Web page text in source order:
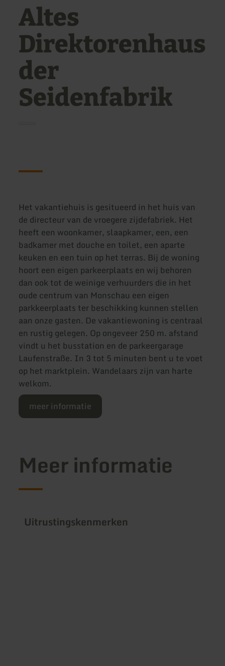
Altes
Direktorenhaus
der
Seidenfabrik
Het vakantiehuis is gesitueerd in het huis van
de directeur van de vroegere zijdefabriek. Het
heeft een woonkamer, slaapkamer, een, een
badkamer met douche en toilet, een aparte
keuken en een tuin op het terras. Bij de woning
hoort een eigen parkeerplaats en wij behoren
dan ook tot de weinige verhuurders die in het
oude centrum van Monschau een eigen
parkkeerplaats ter beschikking kunnen stellen
aan onze gasten. De vakantiewoning is centraal
en rustig gelegen. Op ongeveer 250 m. afstand
vindt u het busstation en de parkeergarage
Laufenstraße. In 3 tot 5 minuten bent u te voet
op het marktplein. Wandelaars zijn van harte
welkom.
meer informatie
Meer informatie
Uitrustingskenmerken